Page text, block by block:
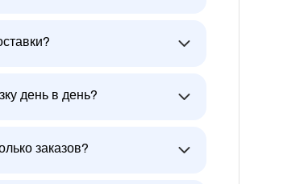
день в день?
заказов?